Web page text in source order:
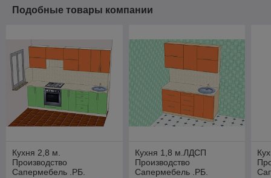
Подобные товары компании
Кухня 2,8 м.
Производство
Сапермебель .РБ.
Кухня 1,8 м.ЛДСП
Производство
Сапермебель .РБ.